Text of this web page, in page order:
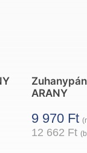
ARANY
9 970 Ft
12 662 Ft